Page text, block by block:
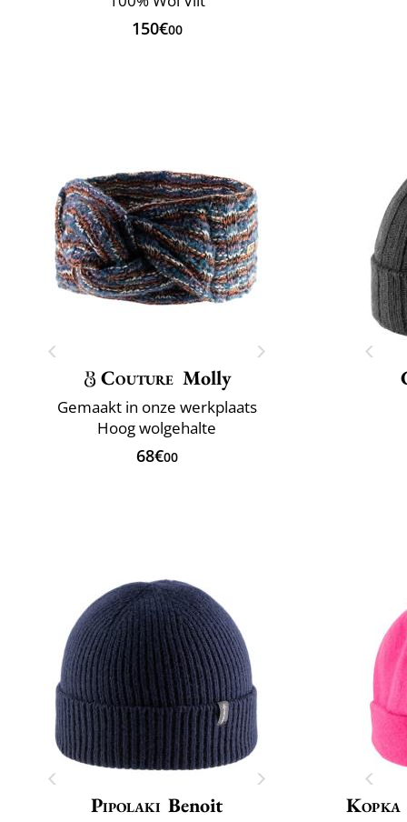
150€00
Couture Molly
Gemaakt in onze werkplaats
Hoog wolgehalte
68€00
Pipolaki Benoit Kopka